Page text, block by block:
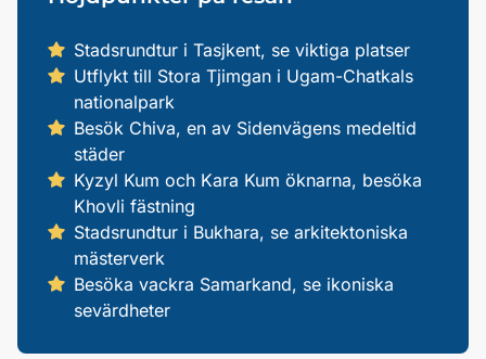
Stadsrundtur i Tasjkent, se viktiga platser
Utflykt till Stora Tjimgan i Ugam-Chatkals
nationalpark
Besök Chiva, en av Sidenvägens medeltid
städer
Kyzyl Kum och Kara Kum öknarna, besöka
Khovli fästning
Stadsrundtur i Bukhara, se arkitektoniska
mästerverk
Besöka vackra Samarkand, se ikoniska
sevärdheter